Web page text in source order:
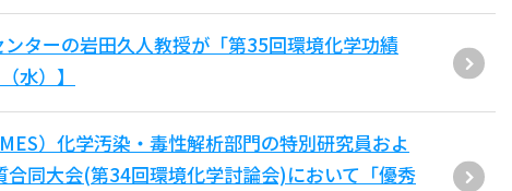
ターの岩田久人教授が「第35回環境化学功績
水）】
）化学汚染・毒性解析部門の特別研究員およ
同大会(第34回環境化学討論会)において「優秀